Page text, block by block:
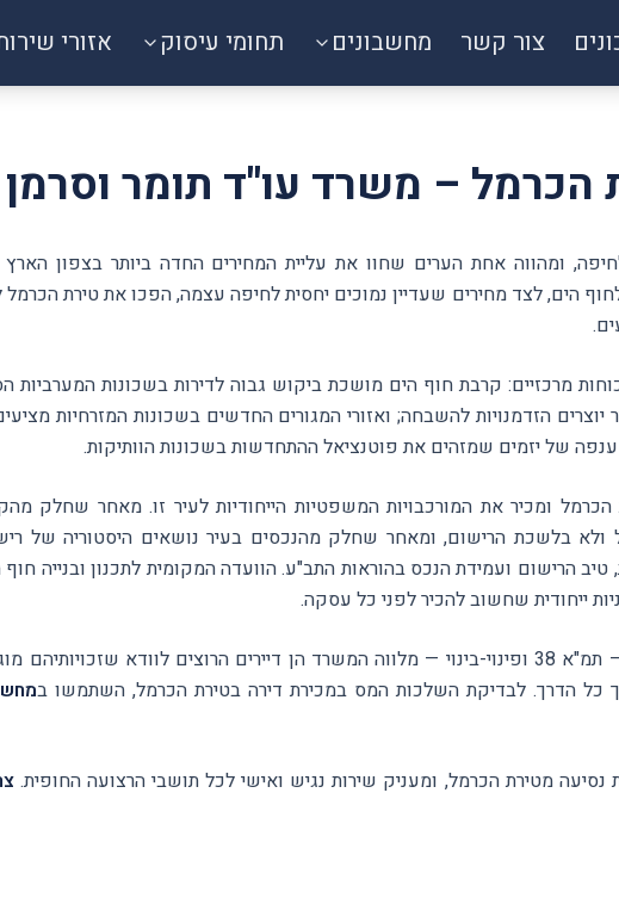
צור קשר מחשבונים תחומי עיסוק אזורי
הכרמל – משרד עו"ד תומר וסרמן
ומהווה אחת הערים שחוו את עליית המחירים החדה ביותר בצפון
הים, לצד מחירים שעדיין נמוכים יחסית לחיפה עצמה, הפכו את טירת הכרמל
מרכזיים: קרבת חוף הים מושכת ביקוש גבוה לדירות בשכונות המערביות
בינוי ותמ"א 38 ברחבי העיר יוצרים הזדמנויות להשבחה; ואזורי המגורים החדשים בשכונות המזרחיות
של יזמים שמזהים את פוטנציאל ההתחדשות בשכונות הוותיקות.
ומכיר את המורכבויות המשפטיות הייחודיות לעיר זו. מאחר שחלק
ולא בלשכת הרישום, ומאחר שחלק מהנכסים בעיר נושאים היסטוריה של
הרישום ועמידת הנכס בהוראות התב"ע. הוועדה המקומית לתכנון ובנייה
ייחודית שחשוב להכיר לפני כל עסקה.
בפרויקטי ההתחדשות העירונית בטירת הכרמל — תמ"א 38 ופינוי-בינוי — מלווה המשרד הן דיירים הרוצים לוודא
כל הדרך. לבדיקת השלכות המס במכירת דירה בטירת הכרמל, השתמשו ב